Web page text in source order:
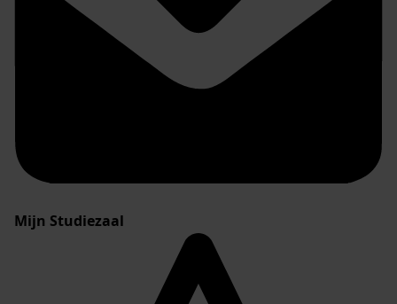
Mijn Studiezaal